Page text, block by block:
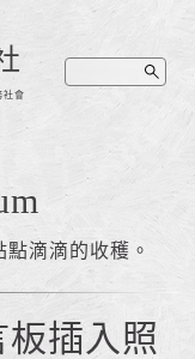
社會
滴滴的收穫。
插入照